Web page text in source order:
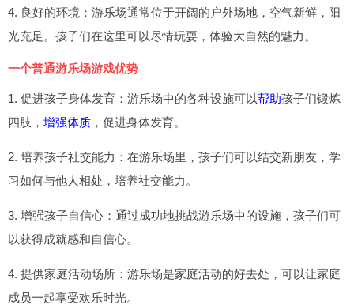
4. 良好的环境：游乐场通常位于开阔的户外场地，空气新鲜，阳
光充足。孩子们在这里可以尽情玩耍，体验大自然的魅力。
一个普通游乐场游戏优势
1. 促进孩子身体发育：游乐场中的各种设施可以帮助孩子们锻炼
四肢， 增强体质 ，促进身体发育。
2. 培养孩子社交能力：在游乐场里，孩子们可以结交新朋友，学
习如何与他人相处，培养社交能力。
3. 增强孩子自信心：通过成功地挑战游乐场中的设施，孩子们可
以获得成就感和自信心。
4. 提供家庭活动场所：游乐场是家庭活动的好去处，可以让家庭
成员一起享受欢乐时光。